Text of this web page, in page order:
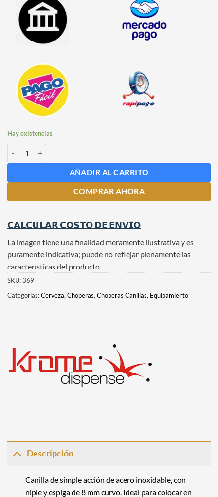
Hay existencias
AÑADIR AL CARRITO
COMPRAR AHORA
𝗖𝗔𝗟𝗖𝗨𝗟𝗔𝗥 𝗖𝗢𝗦𝗧𝗢 𝗗𝗘 𝗘𝗡𝗩𝗜𝗢
La imagen tiene una finalidad meramente ilustrativa y es
puramente indicativa; puede no reflejar plenamente las
características del producto
SKU:369
Categorías:Cerveza, Choperas, Choperas Canillas, Equipamiento
Descripción
Canillade simple acción de acero inoxidable, con
niple y espiga de 8 mm curvo. Ideal para colocar en